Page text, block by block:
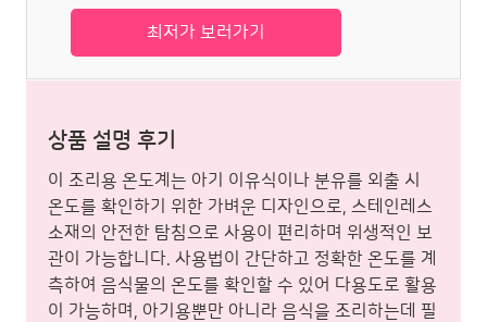
최저가 보러가기
상품 설명 후기
이 조리용 온도계는 아기 이유식이나 분유를 외출 시
온도를 확인하기 위한 가벼운 디자인으로, 스테인레스
소재의 안전한 탐침으로 사용이 편리하며 위생적인 보
관이 가능합니다. 사용법이 간단하고 정확한 온도를 계
측하여 음식물의 온도를 확인할 수 있어 다용도로 활용
이 가능하며, 아기용뿐만 아니라 음식을 조리하는데 필